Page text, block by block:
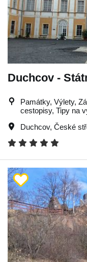
Duchcov -
Památky, Výlety,
cestopisy, Tipy na
Duchcov, České